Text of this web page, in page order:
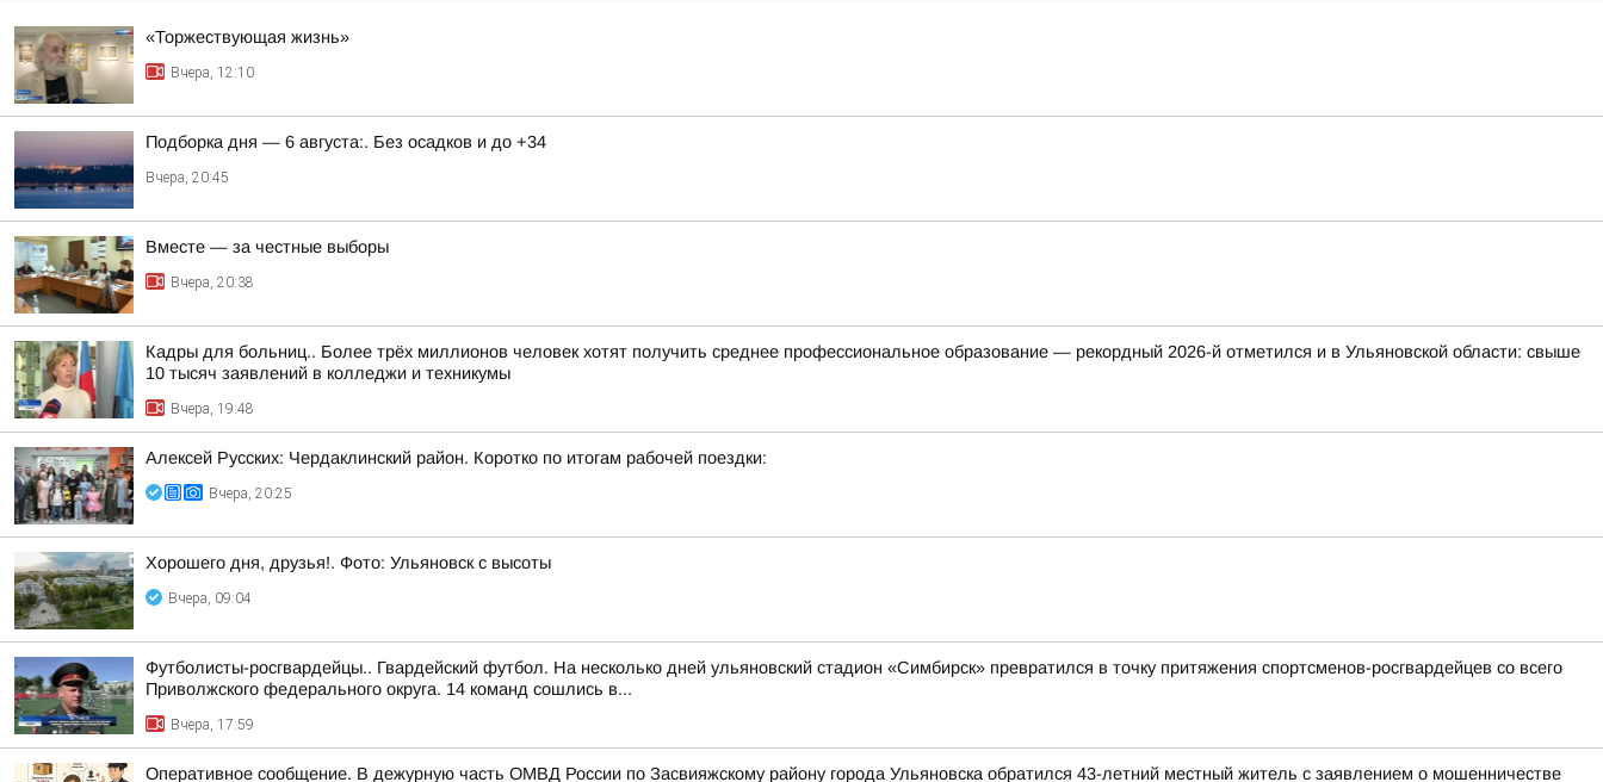
«Торжествующая жизнь»
Вчера, 12:10
Подборка дня — 6 августа:. Без осадков и до +34
Вчера, 20:45
Вместе — за честные выборы
Вчера, 20:38
Кадры для больниц.. Более трёх миллионов человек хотят получить среднее профессиональное образование — рекордный 2026-й отметился и в Ульяновской области: свыше
10 тысяч заявлений в колледжи и техникумы
Вчера, 19:48
Алексей Русских: Чердаклинский район. Коротко по итогам рабочей поездки:
Вчера, 20:25
Хорошего дня, друзья!. Фото: Ульяновск с высоты
Вчера, 09:04
Футболисты-росгвардейцы.. Гвардейский футбол. На несколько дней ульяновский стадион «Симбирск» превратился в точку притяжения спортсменов-росгвардейцев со всего
Приволжского федерального округа. 14 команд сошлись в...
Вчера, 17:59
Оперативное сообщение. В дежурную часть ОМВД России по Засвияжскому району города Ульяновска обратился 43-летний местный житель с заявлением о мошенничестве